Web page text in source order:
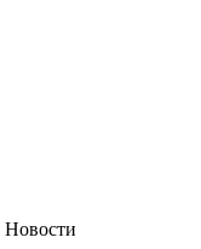
Новости